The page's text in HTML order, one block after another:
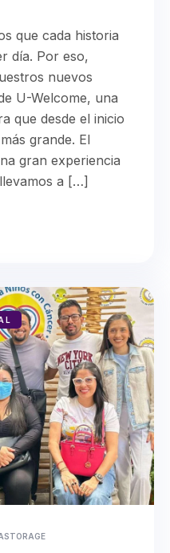
que cada historia
día. Por eso,
nuevos
U-Welcome, una
que desde el inicio
grande. El
gran experiencia
a […]